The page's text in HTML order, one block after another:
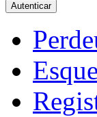
Autenticar